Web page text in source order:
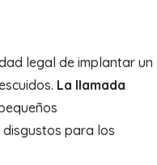
legal de implantar un
La llamada
para los